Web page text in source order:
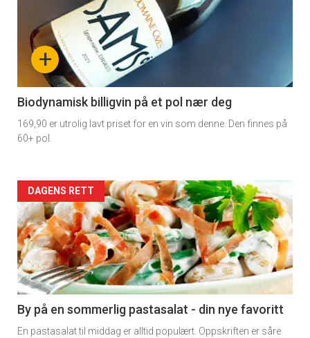
akkurat
nå
4
+
Biodynamisk billigvin på et pol nær deg
169,90 er utrolig lavt priset for en vin som denne. Den finnes på
60+ pol.
Forsiden
akkurat
nå
-
5
DAGENS RETT
By på en sommerlig pastasalat - din nye favoritt
En pastasalat til middag er alltid populært. Oppskriften er såre